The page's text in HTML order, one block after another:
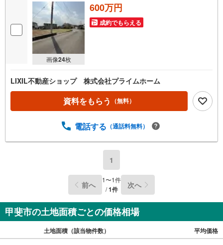
画像24枚
600万円
成約でもらえる
LIXIL不動産ショップ 株式会社プライムホーム
資料をもらう （無料）
電話する （通話料無料）
1
前へ 1〜1件
/1件 次へ
甲斐市の土地面積ごとの価格相場
土地面積（該当物件数） 平均価格